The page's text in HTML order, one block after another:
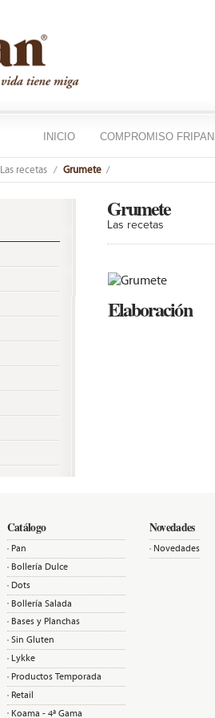
INICIO COMPROMISO FRIPAN
Las recetas Grumete
Grumete
Las recetas
Elaboración
Catálogo
Pan
Bollería Dulce
Dots
Bollería Salada
Bases y Planchas
Sin Gluten
Lykke
Productos Temporada
Retail
Koama - 4ª Gama
Novedades
Novedades